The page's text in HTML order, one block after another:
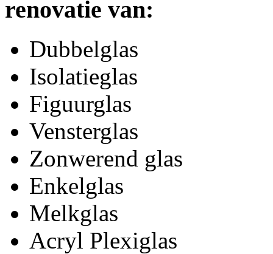
renovatie van:
Dubbelglas
Isolatieglas
Figuurglas
Vensterglas
Zonwerend glas
Enkelglas
Melkglas
Acryl Plexiglas